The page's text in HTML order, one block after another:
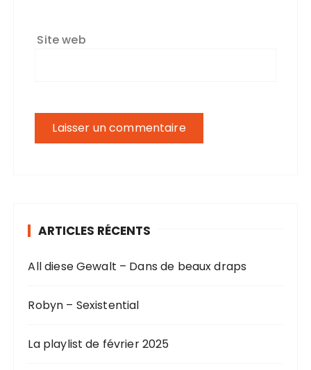
Site web
ARTICLES RÉCENTS
All diese Gewalt – Dans de beaux draps
Robyn – Sexistential
La playlist de février 2025